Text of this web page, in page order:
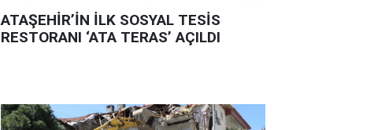
ATAŞEHİR’İN İLK SOSYAL TESİS
RESTORANI ‘ATA TERAS’ AÇILDI